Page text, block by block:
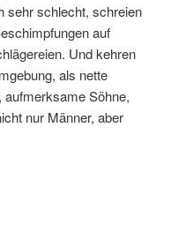
sehr schlecht, schreien
auf
Und kehren
als nette
aufmerksame Söhne,
nur Männer, aber